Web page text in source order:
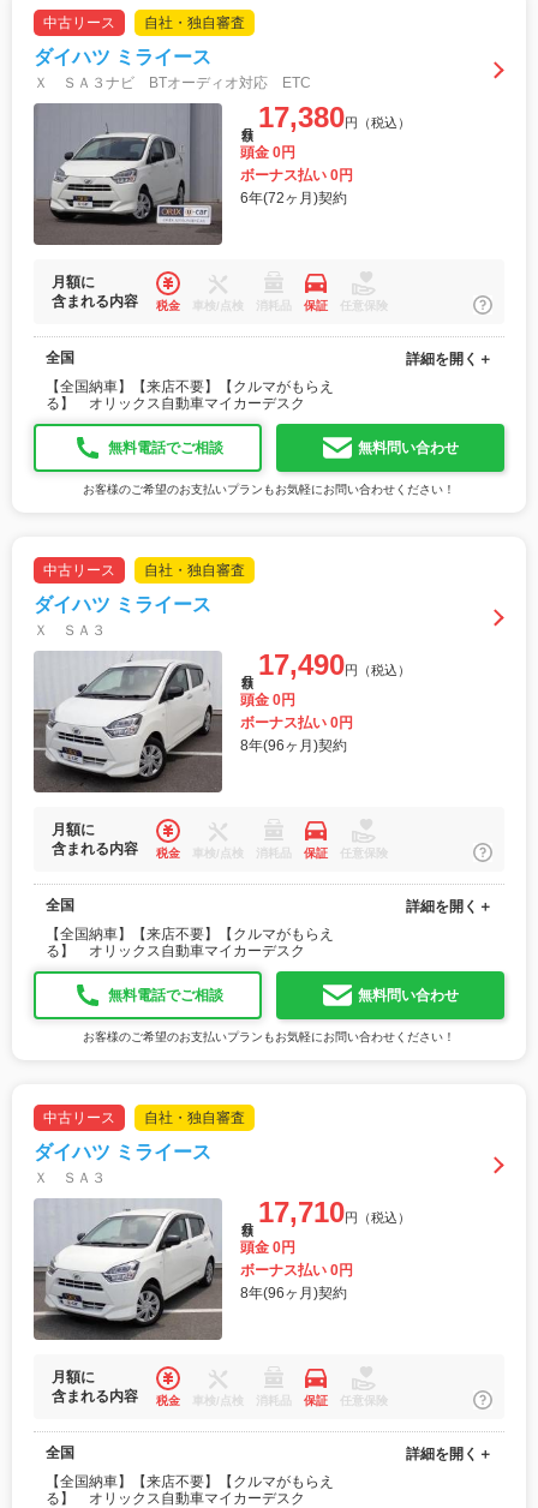
中古リース 自社・独自審査
ダイハツ ミライース
Ｘ ＳＡ３ナビ BTオーディオ対応 ETC
17,380円（税込）
頭金 0円
ボーナス払い 0円
6年(72ヶ月)契約
月額に
含まれる内容
税金 車検/点検 消耗品 保証 任意保険
全国
【全国納車】【来店不要】【クルマがもらえ
る】 オリックス自動車マイカーデスク
詳細を開く＋
無料電話でご相談 無料問い合わせ
お客様のご希望のお支払いプランもお気軽にお問い合わせください！
中古リース 自社・独自審査
ダイハツ ミライース
Ｘ ＳＡ３
17,490円（税込）
頭金 0円
ボーナス払い 0円
8年(96ヶ月)契約
月額に
含まれる内容
税金 車検/点検 消耗品 保証 任意保険
全国
【全国納車】【来店不要】【クルマがもらえ
る】 オリックス自動車マイカーデスク
詳細を開く＋
無料電話でご相談 無料問い合わせ
お客様のご希望のお支払いプランもお気軽にお問い合わせください！
中古リース 自社・独自審査
ダイハツ ミライース
Ｘ ＳＡ３
17,710円（税込）
頭金 0円
ボーナス払い 0円
8年(96ヶ月)契約
月額に
含まれる内容
税金 車検/点検 消耗品 保証 任意保険
全国
【全国納車】【来店不要】【クルマがもらえ
る】 オリックス自動車マイカーデスク
詳細を開く＋